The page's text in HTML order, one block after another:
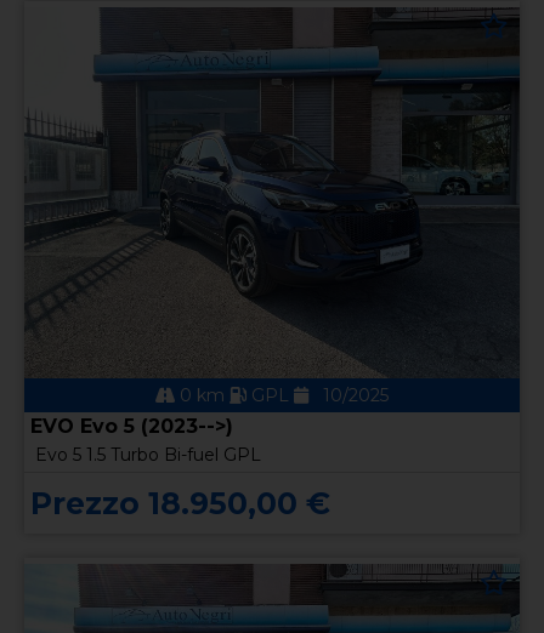
0 km GPL 10/2025
EVO Evo 5 (2023-->)
Evo 5 1.5 Turbo Bi-fuel GPL
Prezzo 18.950,00 €